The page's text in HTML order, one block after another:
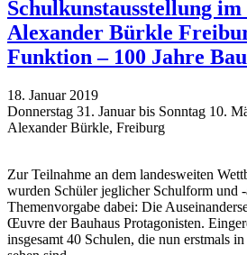
Schulkunstausstellung
Alexander Bürkle
Funktion – 100 Jahre
18. Januar 2019
Donnerstag 31. Januar bis Sonntag 10.
Alexander Bürkle, Freiburg
Zur Teilnahme an dem landesweiten
wurden Schüler jeglicher Schulform und
Themenvorgabe dabei: Die
Œuvre der Bauhaus Protagonisten.
insgesamt 40 Schulen, die nun erstmals